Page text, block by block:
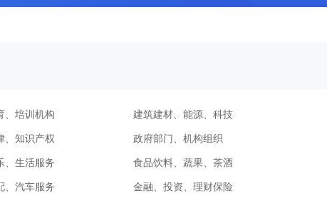
、培训机构 建筑建材、能源、科技
、知识产权 政府部门、机构组织
、生活服务 食品饮料、蔬果、茶酒
、汽车服务 金融、投资、理财保险